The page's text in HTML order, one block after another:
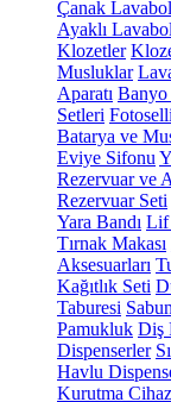
Çanak
Ayaklı
Klozetler
Musluklar
Aparatı Banyo
Setleri
Batarya ve
Eviye Sifonu
Rezervuar ve
Rezervuar Seti
Yara Bandı Lif
Tırnak Makası
Aksesuarları
Kağıtlık Seti
Taburesi
Pamukluk Diş
Dispenserler
Havlu
Kurutma